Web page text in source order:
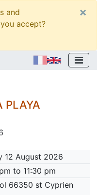
and
accept?
×
PLAYA
12 August 2026
to 11:30 pm
66350 st Cyprien